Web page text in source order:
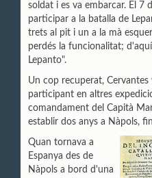
soldat i es va embarcar. El 7
participar a la batalla de
trets al pit i un a la mà
perdés la funcionalitat;
Lepanto".
Un cop recuperat,
participant en altres
comandament del Capità
establir dos anys a Nàpols,
Quan tornava a
Espanya des de
Nàpols a bord d'una